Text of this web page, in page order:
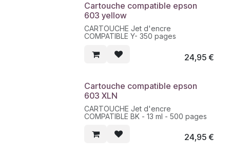
Cartouche compatible epson
603 yellow
CARTOUCHE Jet d'encre
COMPATIBLE Y- 350 pages
24,95€
Cartouche compatible epson
603 XLN
CARTOUCHE Jet d'encre
COMPATIBLE BK - 13 ml - 500 pages
24,95€